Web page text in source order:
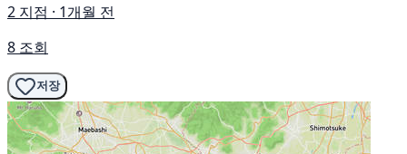
2 지점 · 1개월 전
8 조회
저장